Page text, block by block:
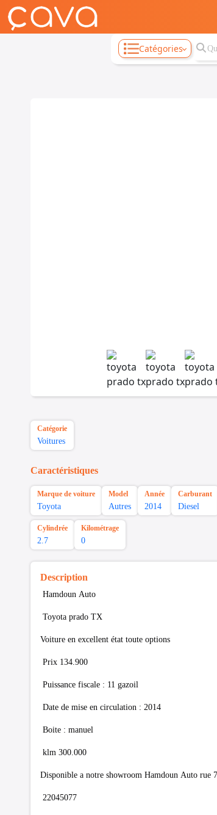
Catégories
Catégorie
Voitures
Caractéristiques
Marque de voiture
Toyota
Model
Autres
Année
2014
Carburant
Diesel
Cylindrée
2.7
Kilométrage
0
Description
Hamdoun Auto
Toyota prado TX
Voiture en excellent état toute options
Prix 134.900
Puissance fiscale : 11 gazoil
Date de mise en circulation : 2014
Boite : manuel
klm 300.000
Disponible a notre showroom Hamdoun Auto rue
22045077